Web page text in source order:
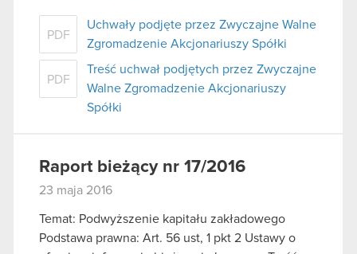
PDF
Uchwały podjęte przez Zwyczajne Walne
Zgromadzenie Akcjonariuszy Spółki
PDF
Treść uchwał podjętych przez Zwyczajne
Walne Zgromadzenie Akcjonariuszy
Spółki
Raport bieżący nr 17/2016
23 maja 2016
Temat: Podwyższenie kapitału zakładowego
Podstawa prawna: Art. 56 ust, 1 pkt 2 Ustawy o